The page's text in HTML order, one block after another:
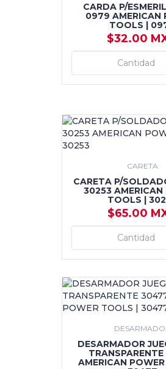
CARDA P/
0979 AMERICAN
TOOLS |
$32.00
+ AGREGAR
CARETA
CARETA P/
30253 AMERICAN
TOOLS |
$65.00
+ AGREGAR
DESARMADOR
AMERICAN